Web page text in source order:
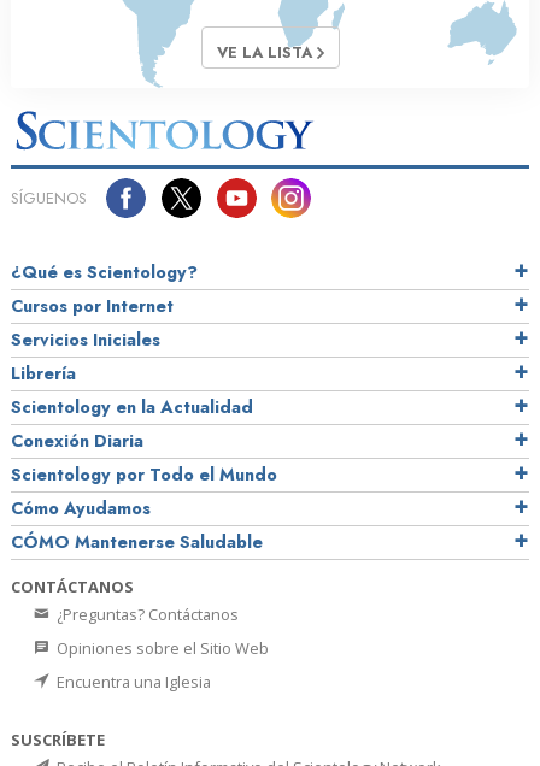
VE LA LISTA
SÍGUENOS
¿Qué es Scientology?
Cursos por Internet
Servicios Iniciales
Librería
Scientology en la Actualidad
Conexión Diaria
Scientology por Todo el Mundo
Cómo Ayudamos
CÓMO Mantenerse Saludable
CONTÁCTANOS
¿Preguntas? Contáctanos
Opiniones sobre el Sitio Web
Encuentra una Iglesia
SUSCRÍBETE